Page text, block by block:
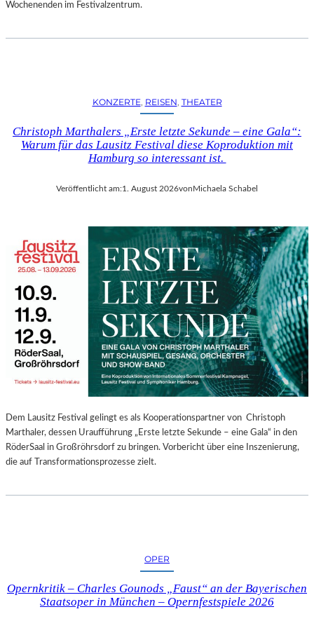
W
S
C
H
N
N
S
T
Ü
H
L
E
N
“
–
A
U
S
S
T
R
I
Wochenenden im Festivalzentrum.
KONZERTE, REISEN THEATER
Christoph Marthalers „Erste letzte Sekunde – eine Gala“:
Warum für das Lausitz Festival diese Koproduktion mit
Hamburg so interessant ist.
Veröffentlicht am:1. August 2026vonMichaela Schabel
Dem Lausitz Festival gelingt es als Kooperationspartner von Christoph
Marthaler, dessen Uraufführung „Erste letzte Sekunde – eine Gala“ in den
RöderSaal in Großröhrsdorf zu bringen. Vorbericht über eine Inszenierung,
die auf Transformationsprozesse zielt.
OPER
Opernkritik – Charles Gounods „Faust“ an der Bayerischen
Staatsoper in München – Opernfestspiele 2026